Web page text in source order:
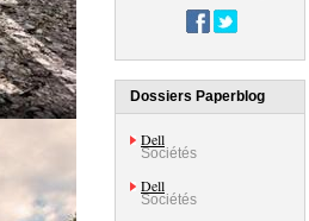
Dossiers Paperblog
Dell
Sociétés
Dell
Sociétés